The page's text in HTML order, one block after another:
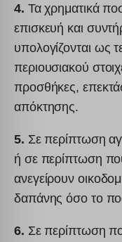
4. Τα χρηματικά
επισκευή και
υπολογίζονται ως
περιουσιακού
προσθήκες,
απόκτησης.
5. Σε περίπτωση
ή σε περίπτωση
ανεγείρουν
δαπάνης όσο το
6. Σε περίπτωση